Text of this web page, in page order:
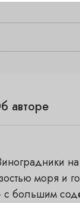
авторе
моря и
с большим